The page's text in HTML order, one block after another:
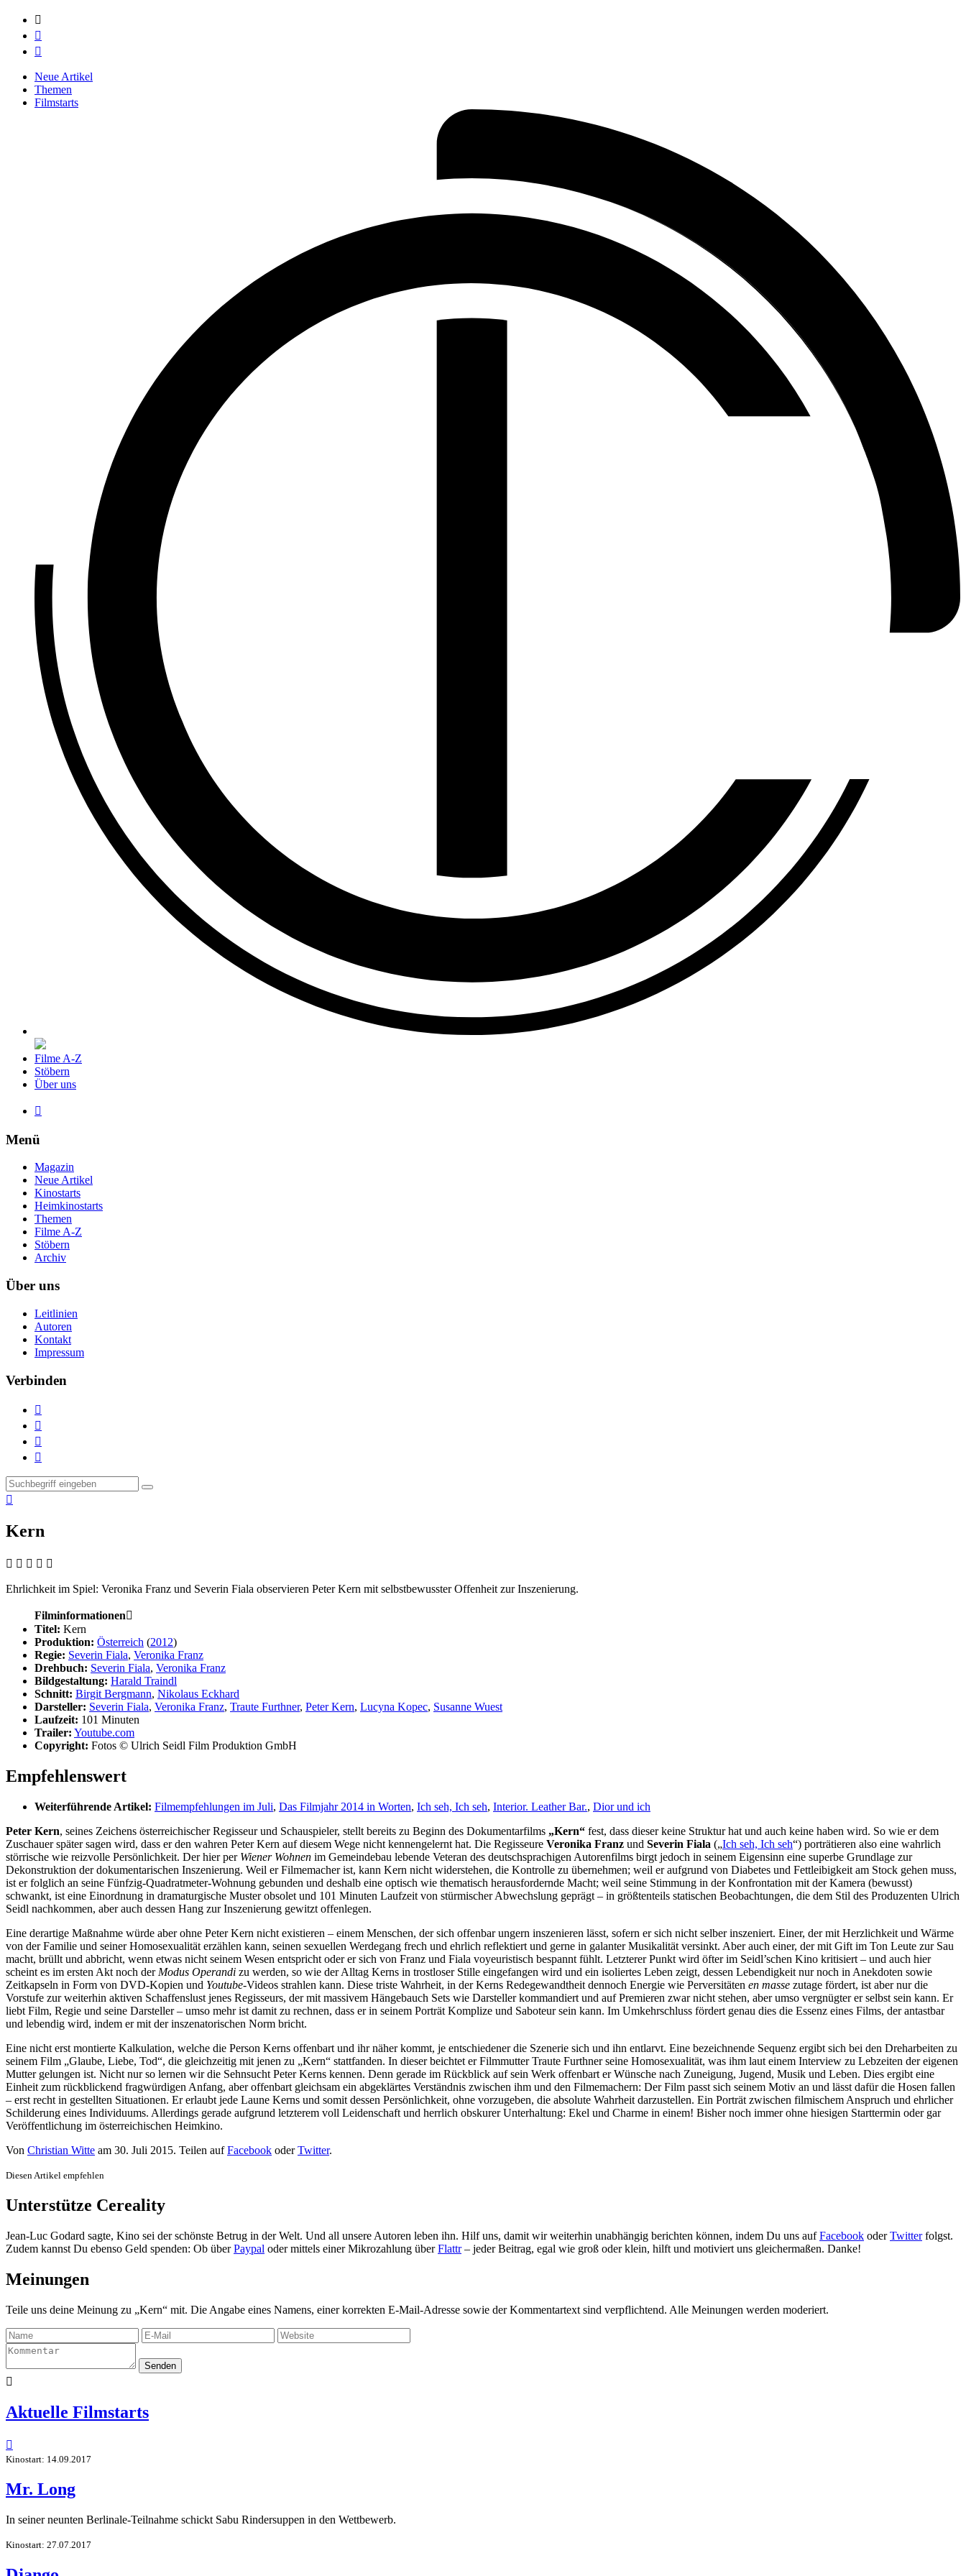



Neue Artikel
Themen
Filmstarts
Filme A-Z
Stöbern
Über uns

Menü
Magazin
Neue Artikel
Kinostarts
Heimkinostarts
Themen
Filme A-Z
Stöbern
Archiv
Über uns
Leitlinien
Autoren
Kontakt
Impressum
Verbinden





Kern
    
Ehrlichkeit im Spiel: Veronika Franz und Severin Fiala observieren Peter Kern mit selbstbewusster Offenheit zur Inszenierung.
Filminformationen
Titel: Kern
Produktion: Österreich (2012)
Regie: Severin Fiala, Veronika Franz
Drehbuch: Severin Fiala, Veronika Franz
Bildgestaltung: Harald Traindl
Schnitt: Birgit Bergmann, Nikolaus Eckhard
Darsteller: Severin Fiala, Veronika Franz, Traute Furthner, Peter Kern, Lucyna Kopec, Susanne Wuest
Laufzeit: 101 Minuten
Trailer: Youtube.com
Copyright: Fotos © Ulrich Seidl Film Produktion GmbH
Empfehlenswert
Weiterführende Artikel: Filmempfehlungen im Juli, Das Filmjahr 2014 in Worten, Ich seh, Ich seh, Interior. Leather Bar., Dior und ich
Peter Kern, seines Zeichens österreichischer Regisseur und Schauspieler, stellt bereits zu Beginn des Dokumentarfilms „Kern“ fest, dass dieser keine Struktur hat und auch keine haben wird. So wie er dem
Zuschauer später sagen wird, dass er den wahren Peter Kern auf diesem Wege nicht kennengelernt hat. Die Regisseure Veronika Franz und Severin Fiala („Ich seh, Ich seh“) porträtieren also eine wahrlich
störrische wie reizvolle Persönlichkeit. Der hier per Wiener Wohnen im Gemeindebau lebende Veteran des deutschsprachigen Autorenfilms birgt jedoch in seinem Eigensinn eine superbe Grundlage zur
Dekonstruktion der dokumentarischen Inszenierung. Weil er Filmemacher ist, kann Kern nicht widerstehen, die Kontrolle zu übernehmen; weil er aufgrund von Diabetes und Fettleibigkeit am Stock gehen muss,
ist er folglich an seine Fünfzig-Quadratmeter-Wohnung gebunden und deshalb eine optisch wie thematisch herausfordernde Macht; weil seine Stimmung in der Konfrontation mit der Kamera (bewusst)
schwankt, ist eine Einordnung in dramaturgische Muster obsolet und 101 Minuten Laufzeit von stürmischer Abwechslung geprägt – in größtenteils statischen Beobachtungen, die dem Stil des Produzenten Ulrich
Seidl nachkommen, aber auch dessen Hang zur Inszenierung gewitzt offenlegen.
Eine derartige Maßnahme würde aber ohne Peter Kern nicht existieren – einem Menschen, der sich offenbar ungern inszenieren lässt, sofern er sich nicht selber inszeniert. Einer, der mit Herzlichkeit und Wärme
von der Familie und seiner Homosexualität erzählen kann, seinen sexuellen Werdegang frech und ehrlich reflektiert und gerne in galanter Musikalität versinkt. Aber auch einer, der mit Gift im Ton Leute zur Sau
macht, brüllt und abbricht, wenn etwas nicht seinem Wesen entspricht oder er sich von Franz und Fiala voyeuristisch bespannt fühlt. Letzterer Punkt wird öfter im Seidl’schen Kino kritisiert – und auch hier
scheint es im ersten Akt noch der Modus Operandi zu werden, so wie der Alltag Kerns in trostloser Stille eingefangen wird und ein isoliertes Leben zeigt, dessen Lebendigkeit nur noch in Anekdoten sowie
Zeitkapseln in Form von DVD-Kopien und Youtube-Videos strahlen kann. Diese triste Wahrheit, in der Kerns Redegewandtheit dennoch Energie wie Perversitäten en masse zutage fördert, ist aber nur die
Vorstufe zur weiterhin aktiven Schaffenslust jenes Regisseurs, der mit massivem Hängebauch Sets wie Darsteller kommandiert und auf Premieren zwar nicht stehen, aber umso vergnügter er selbst sein kann. Er
liebt Film, Regie und seine Darsteller – umso mehr ist damit zu rechnen, dass er in seinem Porträt Komplize und Saboteur sein kann. Im Umkehrschluss fördert genau dies die Essenz eines Films, der antastbar
und lebendig wird, indem er mit der inszenatorischen Norm bricht.
Eine nicht erst montierte Kalkulation, welche die Person Kerns offenbart und ihr näher kommt, je entschiedener die Szenerie sich und ihn entlarvt. Eine bezeichnende Sequenz ergibt sich bei den Dreharbeiten zu
seinem Film „Glaube, Liebe, Tod“, die gleichzeitig mit jenen zu „Kern“ stattfanden. In dieser beichtet er Filmmutter Traute Furthner seine Homosexualität, was ihm laut einem Interview zu Lebzeiten der eigenen
Mutter gelungen ist. Nicht nur so lernen wir die Sehnsucht Peter Kerns kennen. Denn gerade im Rückblick auf sein Werk offenbart er Wünsche nach Zuneigung, Jugend, Musik und Leben. Dies ergibt eine
Einheit zum rückblickend fragwürdigen Anfang, aber offenbart gleichsam ein abgeklärtes Verständnis zwischen ihm und den Filmemachern: Der Film passt sich seinem Motiv an und lässt dafür die Hosen fallen
– erst recht in gestellten Situationen. Er erlaubt jede Laune Kerns und somit dessen Persönlichkeit, ohne vorzugeben, die absolute Wahrheit darzustellen. Ein Porträt zwischen filmischem Anspruch und ehrlicher
Schilderung eines Individuums. Allerdings gerade aufgrund letzterem voll Leidenschaft und herrlich obskurer Unterhaltung: Ekel und Charme in einem! Bisher noch immer ohne hiesigen Starttermin oder gar
Veröffentlichung im österreichischen Heimkino.
Von Christian Witte am 30. Juli 2015. Teilen aufFacebook oderTwitter.
Diesen Artikel empfehlen
Unterstütze Cereality
Jean-Luc Godard sagte, Kino sei der schönste Betrug in der Welt. Und all unsere Autoren leben ihn. Hilf uns, damit wir weiterhin unabhängig berichten können, indem Du uns aufFacebook oderTwitterfolgst.
Zudem kannst Du ebenso Geld spenden: Ob überPaypal oder mittels einer Mikrozahlung überFlattr– jeder Beitrag, egal wie groß oder klein, hilft und motiviert uns gleichermaßen. Danke!
Meinungen
Teile uns deine Meinung zu „Kern“ mit. Die Angabe eines Namens, einer korrekten E-Mail-Adresse sowie der Kommentartext sind verpflichtend. Alle Meinungen werden moderiert.
Senden

Aktuelle Filmstarts

Kinostart: 14.09.2017
Mr. Long
In seiner neunten Berlinale-Teilnahme schickt Sabu Rindersuppen in den Wettbewerb.
Kinostart: 27.07.2017